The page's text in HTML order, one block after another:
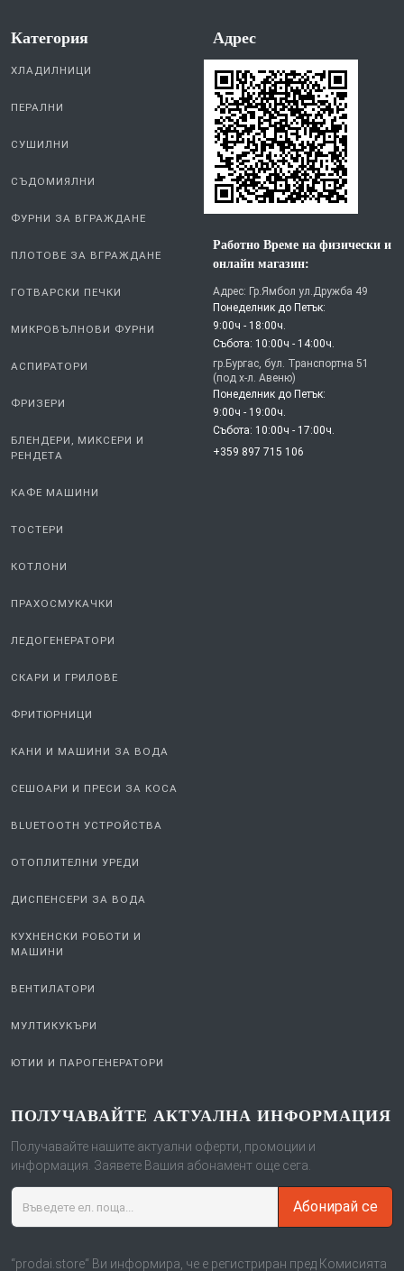
Категория
ХЛАДИЛНИЦИ
ПЕРАЛНИ
СУШИЛНИ
СЪДОМИЯЛНИ
ФУРНИ ЗА ВГРАЖДАНЕ
ПЛОТОВЕ ЗА ВГРАЖДАНЕ
ГОТВАРСКИ ПЕЧКИ
МИКРОВЪЛНОВИ ФУРНИ
АСПИРАТОРИ
ФРИЗЕРИ
БЛЕНДЕРИ, МИКСЕРИ И
РЕНДЕТА
КАФЕ МАШИНИ
ТОСТЕРИ
КОТЛОНИ
ПРАХОСМУКАЧКИ
ЛЕДОГЕНЕРАТОРИ
СКАРИ И ГРИЛОВЕ
ФРИТЮРНИЦИ
КАНИ И МАШИНИ ЗА ВОДА
СЕШОАРИ И ПРЕСИ ЗА КОСА
BLUETOOTH УСТРОЙСТВА
ОТОПЛИТЕЛНИ УРЕДИ
ДИСПЕНСЕРИ ЗА ВОДА
КУХНЕНСКИ РОБОТИ И
МАШИНИ
ВЕНТИЛАТОРИ
МУЛТИКУКЪРИ
ЮТИИ И ПАРОГЕНЕРАТОРИ
Aдрес
Работно Време на физически и
онлайн магазин:
Адрес: Гр.Ямбол ул.Дружба 49
Понеделник до Петък:
9:00ч - 18:00ч.
Събота: 10:00ч - 14:00ч.
гр.Бургас, бул. Транспортна 51
(под х-л. Авеню)
Понеделник до Петък:
9:00ч - 19:00ч.
Събота: 10:00ч - 17:00ч.
+359 897 715 106
ПОЛУЧАВАЙТЕ АКТУАЛНА ИНФОРМАЦИЯ
Получавайте нашите актуални оферти, промоции и
информация. Заявете Вашия абонамент още сега.
Абонирай се
“prodai.store“ Ви информира, че е регистриран пред Комисията